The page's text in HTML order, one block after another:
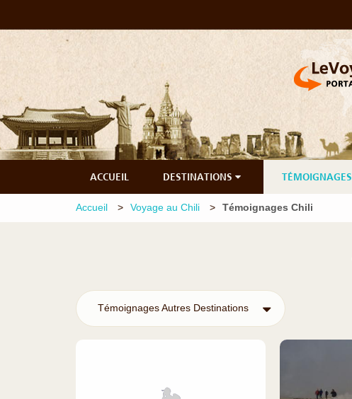
ACCUEIL DESTINATIONS TÉMOIGNAGES
Accueil Voyage au Chili Témoignages Chili
Témoignages Autres Destinations